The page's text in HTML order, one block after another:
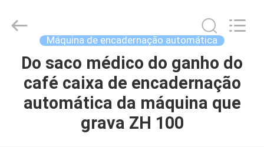
INÍCIO
PRODUTOS
Machinery
Máquina de encadernação automática
Do saco médico do ganho do
café caixa de encadernação
automática da máquina que
grava ZH 100